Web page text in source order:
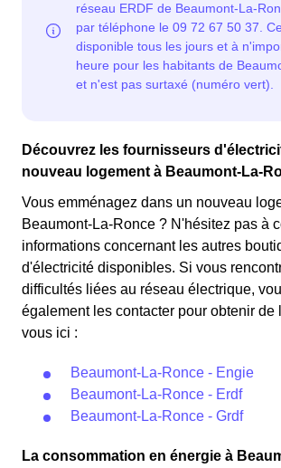
Ronce éligibles. 💡🏠
normal en à Beaumont-La-Ronce. ⚡💸
Découvrez les fournisseurs
nouveau logement à Beaumont-La-
Vous emménagez dans un nouveau
Beaumont-La-Ronce ? N'hésitez pas à
informations concernant les autres
d'électricité disponibles. Si vous
difficultés liées au réseau électrique,
également les contacter pour obtenir de
vous ici :
Beaumont-La-Ronce - Engie
Beaumont-La-Ronce - Erdf
Beaumont-La-Ronce - Grdf
La consommation en énergie à